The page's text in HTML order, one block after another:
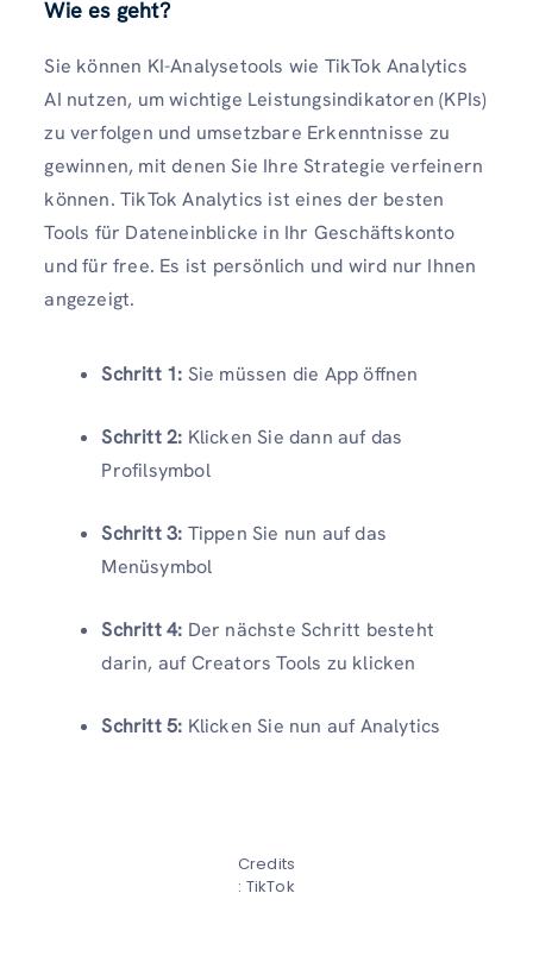
Wie es geht?
Sie können KI-Analysetools wie TikTok Analytics
AI nutzen, um wichtige Leistungsindikatoren (KPIs)
zu verfolgen und umsetzbare Erkenntnisse zu
gewinnen, mit denen Sie Ihre Strategie verfeinern
können. TikTok Analytics ist eines der besten
Tools für Dateneinblicke in Ihr Geschäftskonto
und für free. Es ist persönlich und wird nur Ihnen
angezeigt.
Schritt 1: Sie müssen die App öffnen
Schritt 2: Klicken Sie dann auf das
Profilsymbol
Schritt 3: Tippen Sie nun auf das
Menüsymbol
Schritt 4: Der nächste Schritt besteht
darin, auf Creators Tools zu klicken
Schritt 5: Klicken Sie nun auf Analytics
Credits
: TikTok